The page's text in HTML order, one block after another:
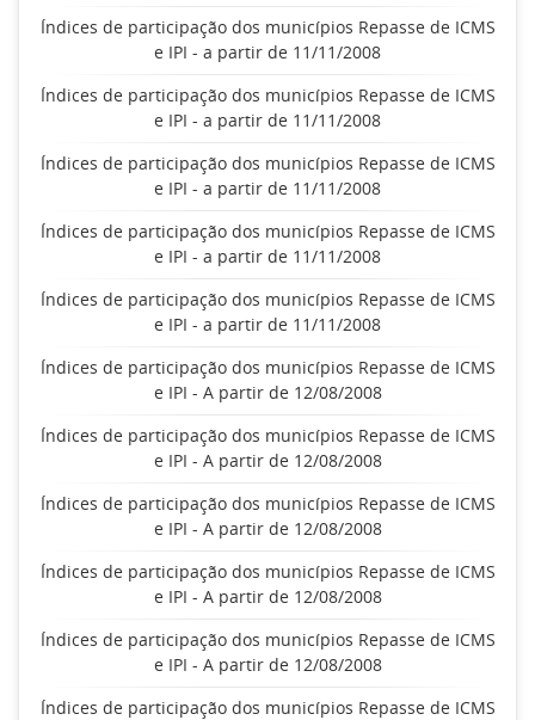
Índices de participação dos municípios Repasse de ICMS
e IPI - a partir de 11/11/2008
Índices de participação dos municípios Repasse de ICMS
e IPI - a partir de 11/11/2008
Índices de participação dos municípios Repasse de ICMS
e IPI - a partir de 11/11/2008
Índices de participação dos municípios Repasse de ICMS
e IPI - a partir de 11/11/2008
Índices de participação dos municípios Repasse de ICMS
e IPI - a partir de 11/11/2008
Índices de participação dos municípios Repasse de ICMS
e IPI - A partir de 12/08/2008
Índices de participação dos municípios Repasse de ICMS
e IPI - A partir de 12/08/2008
Índices de participação dos municípios Repasse de ICMS
e IPI - A partir de 12/08/2008
Índices de participação dos municípios Repasse de ICMS
e IPI - A partir de 12/08/2008
Índices de participação dos municípios Repasse de ICMS
e IPI - A partir de 12/08/2008
Índices de participação dos municípios Repasse de ICMS